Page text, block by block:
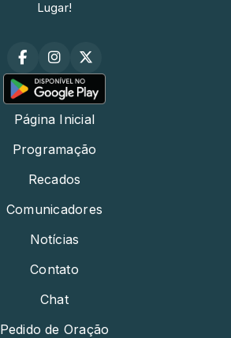
Lugar!
Página Inicial
Programação
Recados
Comunicadores
Notícias
Contato
Chat
Pedido de Oração